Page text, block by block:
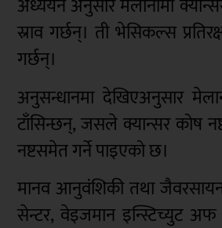
अध्ययन अनुसार मेलानोमा
स्राव गर्छन्। ती भेसिकल्स
गर्छन्।
अनुसन्धानमा देखिएअनुसार
टाँसिन्छन्, जसले क्यान्सर कोष
नष्टसमेत गर्ने पाइएको छ।
मानव आनुवंशिकी तथा जैवरसायन
सेन्टर, वेइजमान इन्स्टिच्युट